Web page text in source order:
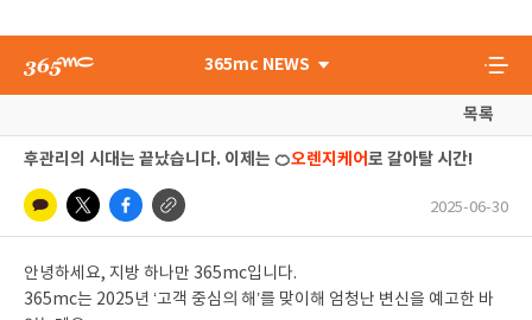
365mc NEWS
목록
후관리의 시대는 끝났습니다. 이제는 🍊오렌지케어로 갈아탈 시간!
2025-06-30
안녕하세요, 지방 하나만 365mc입니다.
365mc는 2025년 ‘고객 중심의 해’를 맞이해 엄청난 변신을 예고한 바